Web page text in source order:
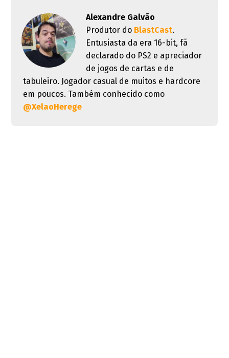
Alexandre Galvão
Produtor do BlastCast.
Entusiasta da era 16-bit, fã
declarado do PS2 e apreciador
de jogos de cartas e de
tabuleiro. Jogador casual de muitos e hardcore
em poucos. Também conhecido como
@XelaoHerege